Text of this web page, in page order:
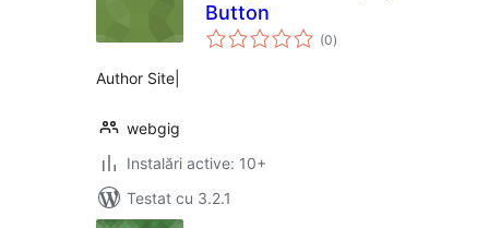
Button
(0total
aprecieri
)
Author Site|
webgig
Instalări active: 10+
Testat cu 3.2.1